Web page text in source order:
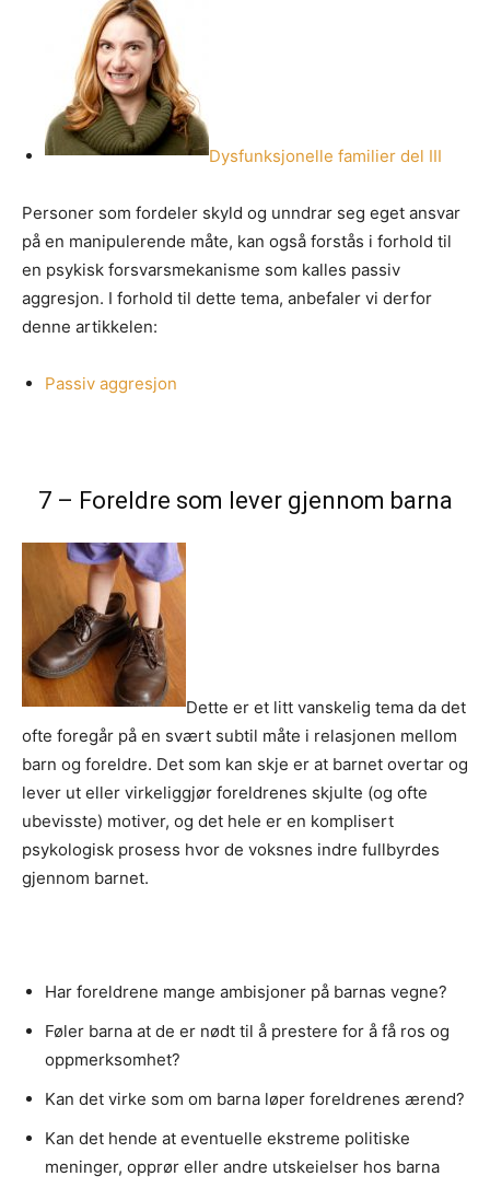
Dysfunksjonelle familier del III
Personer som fordeler skyld og unndrar seg eget ansvar
på en manipulerende måte, kan også forstås i forhold til
en psykisk forsvarsmekanisme som kalles passiv
aggresjon. I forhold til dette tema, anbefaler vi derfor
denne artikkelen:
Passiv aggresjon
7 – Foreldre som lever gjennom barna
Dette er et litt vanskelig tema da det
ofte foregår på en svært subtil måte i relasjonen mellom
barn og foreldre. Det som kan skje er at barnet overtar og
lever ut eller virkeliggjør foreldrenes skjulte (og ofte
ubevisste) motiver, og det hele er en komplisert
psykologisk prosess hvor de voksnes indre fullbyrdes
gjennom barnet.
Har foreldrene mange ambisjoner på barnas vegne?
Føler barna at de er nødt til å prestere for å få ros og
oppmerksomhet?
Kan det virke som om barna løper foreldrenes ærend?
Kan det hende at eventuelle ekstreme politiske
meninger, opprør eller andre utskeielser hos barna